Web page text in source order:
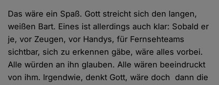
Das wäre ein Spaß. Gott streicht sich den langen,
weißen Bart. Eines ist allerdings auch klar: Sobald er
je, vor Zeugen, vor Handys, für Fernsehteams
sichtbar, sich zu erkennen gäbe, wäre alles vorbei.
Alle würden an ihn glauben. Alle wären beeindruckt
von ihm. Irgendwie, denkt Gott, wäre doch dann die